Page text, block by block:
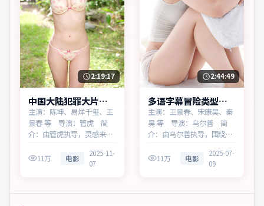
2:19:17
中国大陆犯罪大片寒
锋档案蓝光资源看
主演：陈坤、易烊千玺、王
景春 等 导演：管虎 简
介：由管虎执导，灵感来源
品的犯罪作品。在法庭与街
头之间，叙事围绕人物抉择
11万 电影
2025-11-
07
2:44:49
多语字幕冒险类型霓
虹追缉热播更新中
主演：王景春、宋康昊、秦
昊 等 导演：乌尔善 简
介：由乌尔善执导，围绕一
品的冒险作品。在科技与人
性的交界处，叙事围绕人物
11万 电影
2025-07-
09